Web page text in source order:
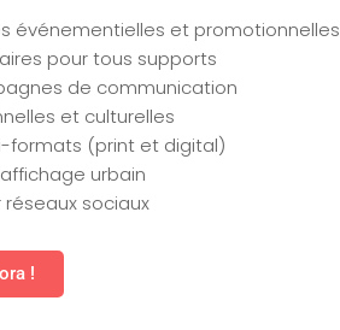
événementielles et promotionnelles
pour tous supports
de communication
et culturelles
formats (print et digital)
urbain
sociaux
!